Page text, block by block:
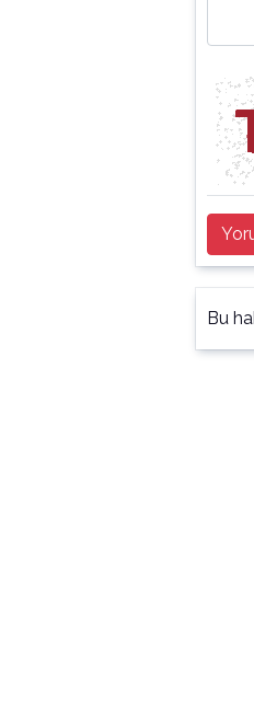
Bu